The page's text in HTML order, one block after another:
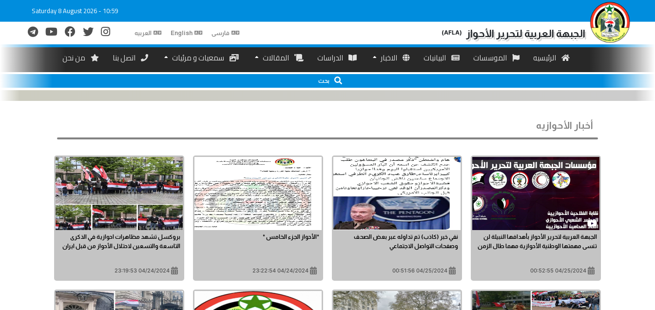
الجبهة العربية لتحرير الأحواز (AFLA) فارسی English العربیه
Saturday 8 August 2026 - 10:59
الرئیسیه الموسسات البیانیات الاخبار الدراسات المقالات سمعیات و مرئیات اتصل بنا من نحن
بحث
أخبار الأحوازیه
الجبهة العربية لتحرير الأحواز بأهدافها النبيلة لن
تنسى مهمتها الوطنية الأحوازية مهما طال الزمن
04/25/2024 00:52:55
نفي خبر (كاذب) تم تداوله عبر بعض الصحف
وصفحات التواصل الاجتماعي
04/25/2024 00:51:56
*الأحواز الجزء الخامس *
04/24/2024 23:22:54
بروكسل تشهد مظاهرات احوازية في الذكرى
التاسعة والتسعين لاحتلال الأحواز من قبل ايران
04/24/2024 23:19:53